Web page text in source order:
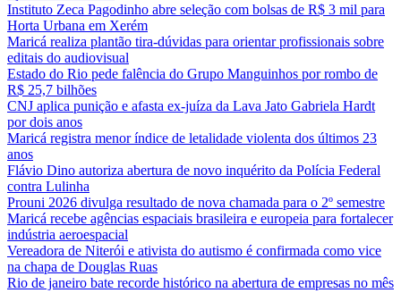
Instituto Zeca Pagodinho abre seleção com bolsas de R$ 3 mil para
Horta Urbana em Xerém
Maricá realiza plantão tira-dúvidas para orientar profissionais sobre
editais do audiovisual
Estado do Rio pede falência do Grupo Manguinhos por rombo de
R$ 25,7 bilhões
CNJ aplica punição e afasta ex-juíza da Lava Jato Gabriela Hardt
por dois anos
Maricá registra menor índice de letalidade violenta dos últimos 23
anos
Flávio Dino autoriza abertura de novo inquérito da Polícia Federal
contra Lulinha
Prouni 2026 divulga resultado de nova chamada para o 2º semestre
Maricá recebe agências espaciais brasileira e europeia para fortalecer
indústria aeroespacial
Vereadora de Niterói e ativista do autismo é confirmada como vice
na chapa de Douglas Ruas
Rio de janeiro bate recorde histórico na abertura de empresas no mês